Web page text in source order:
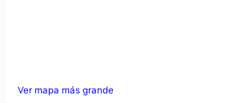
Ver mapa más grande